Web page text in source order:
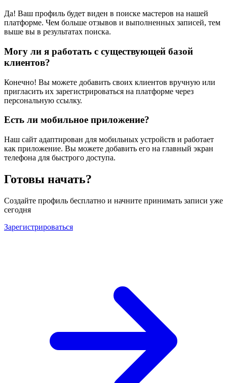
Да! Ваш профиль будет виден в поиске мастеров на нашей
платформе. Чем больше отзывов и выполненных записей, тем
выше вы в результатах поиска.
Могу ли я работать с существующей базой
клиентов?
Конечно! Вы можете добавить своих клиентов вручную или
пригласить их зарегистрироваться на платформе через
персональную ссылку.
Есть ли мобильное приложение?
Наш сайт адаптирован для мобильных устройств и работает
как приложение. Вы можете добавить его на главный экран
телефона для быстрого доступа.
Готовы начать?
Создайте профиль бесплатно и начните принимать записи уже
сегодня
Зарегистрироваться